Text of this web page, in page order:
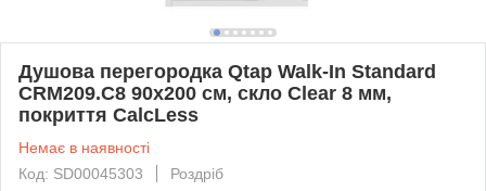
Душова перегородка Qtap Walk-In Standard
CRM209.C8 90х200 см, скло Clear 8 мм,
покриття CalcLess
Немає в наявності
Код: SD00045303
Роздріб